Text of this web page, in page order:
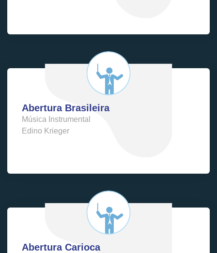
Abertura Brasileira
Música Instrumental
Edino Krieger
Abertura Carioca